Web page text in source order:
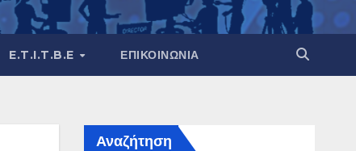
E.T.I.T.B.E ΕΠΙΚΟΙΝΩΝΊΑ
Αναζήτηση